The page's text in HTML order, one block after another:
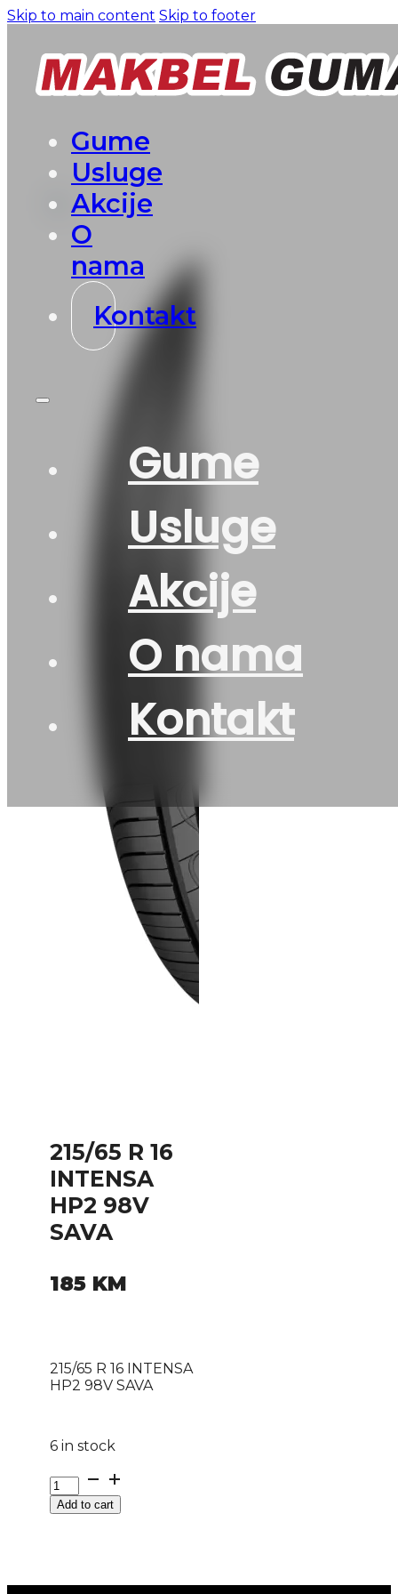
Skip to main content Skip to footer
Gume
Usluge
Akcije
O
nama
Kontakt
Gume
Usluge
Akcije
O nama
Kontakt
215/65 R 16
INTENSA
HP2 98V
SAVA
185 KM
215/65 R 16 INTENSA
HP2 98V SAVA
6 in stock
215/65
R
16Add to cart